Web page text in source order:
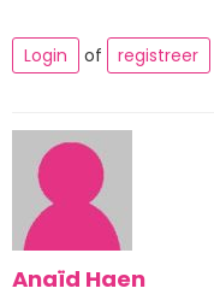
Login of registreer
Anaïd Haen